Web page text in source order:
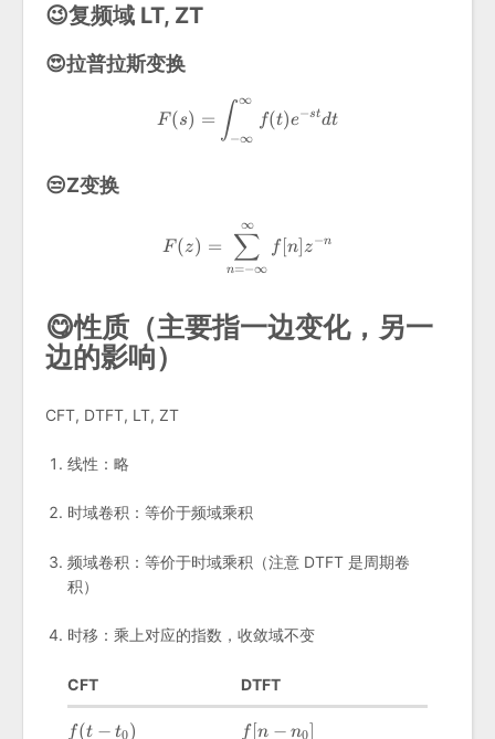
😉复频域 LT, ZT
😍拉普拉斯变换
\begin{aligned}
F(s) = ∫−∞
∞
f(t)e−stdt
😒Z变换
\begin{aligned}
F (z) =
n=−∞
∑
∞
f [n]z−n
😋性质（主要指一边变化，另一
边的影响）
CFT, DTFT, LT, ZT
线性：略
时域卷积：等价于频域乘积
频域卷积：等价于时域乘积（注意 DTFT 是周期卷
积）
时移：乘上对应的指数，收敛域不变
CFT DTFT
f(t-
f(t − t0)
f[n-
f[n − n0]